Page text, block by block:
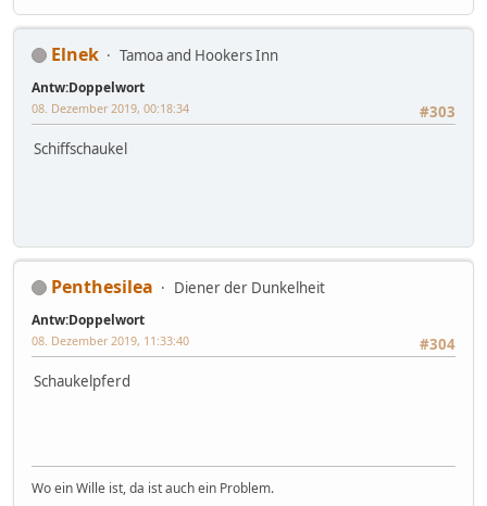
Elnek Tamoa and Hookers Inn
Antw:Doppelwort
#303
08. Dezember 2019, 00:18:34
Schiffschaukel
Penthesilea Diener der Dunkelheit
Antw:Doppelwort
#304
08. Dezember 2019, 11:33:40
Schaukelpferd
Wo ein Wille ist, da ist auch ein Problem.